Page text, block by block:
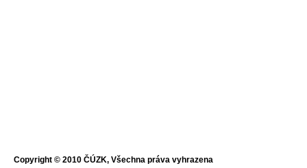
Copyright © 2010 ČÚZK, Všechna práva vyhrazena